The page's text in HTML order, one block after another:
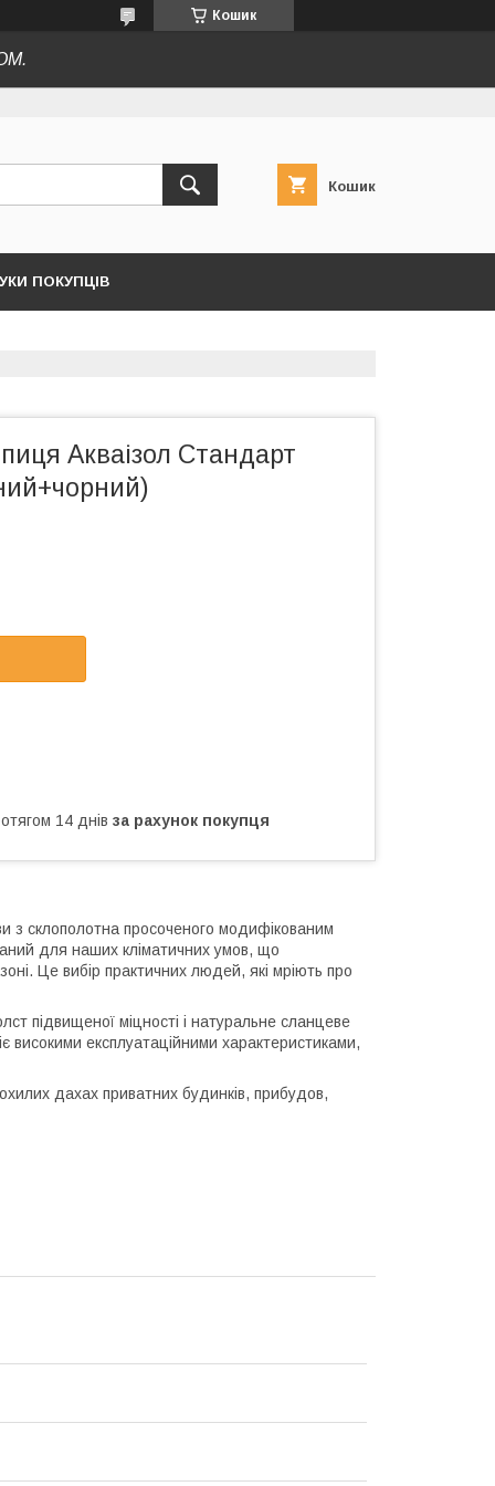
Кошик
Кошик
ПОКУПЦІВ
Акваізол Стандарт
14 днів за рахунок покупця
з склополотна просоченого модифікованим
для наших кліматичних умов, що
Це вибір практичних людей, які мріють про
підвищеної міцності і натуральне сланцеве
високими експлуатаційними характеристиками,
дахах приватних будинків, прибудов,